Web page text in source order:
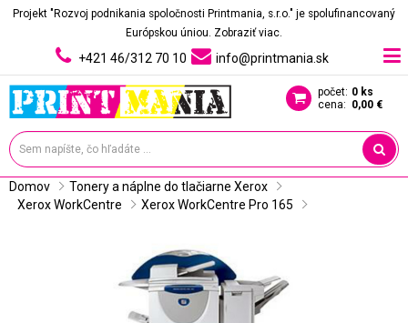
Projekt "Rozvoj podnikania spoločnosti Printmania, s.r.o." je spolufinancovaný
Európskou úniou. Zobraziť viac.
+421 46/312 70 10 info@printmania.sk
počet: 0 ks
cena: 0,00 €
Domov
Tonery a náplne do tlačiarne Xerox
Xerox WorkCentre
Xerox WorkCentre Pro 165